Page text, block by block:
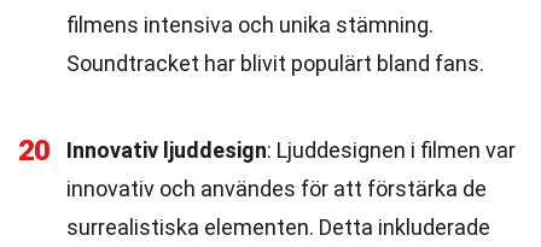
filmens intensiva och unika stämning.
Soundtracket har blivit populärt bland fans.
20 Innovativ ljuddesign: Ljuddesignen i filmen var
innovativ och användes för att förstärka de
surrealistiska elementen. Detta inkluderade